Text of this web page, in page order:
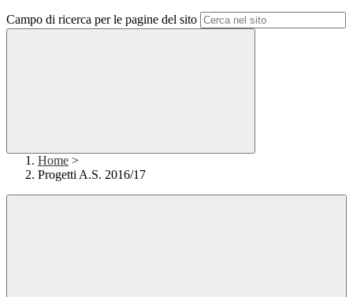
Campo di ricerca per le pagine del sito
Home >
Progetti A.S. 2016/17